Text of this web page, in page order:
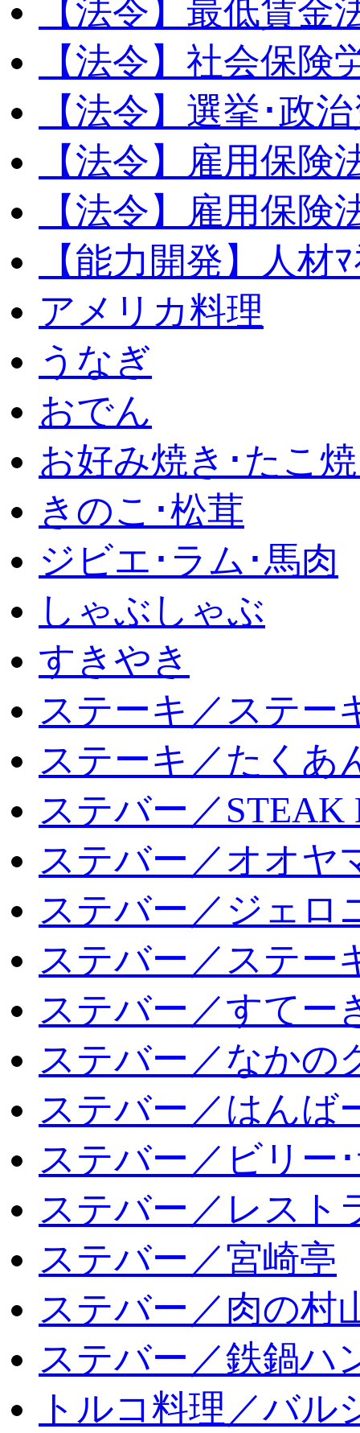
【法令】最低賃金
【法令】社会保険
【法令】選挙･政
【法令】雇用保険
【法令】雇用保険
【能力開発】人材
アメリカ料理
うなぎ
おでん
お好み焼き･たこ
きのこ･松茸
ジビエ･ラム･馬肉
しゃぶしゃぶ
すきやき
ステーキ／ステー
ステーキ／たくあ
ステバー／STEAK
ステバー／オオヤ
ステバー／ジェロ
ステバー／ステー
ステバー／すてー
ステバー／なかの
ステバー／はんば
ステバー／ビリー
ステバー／レスト
ステバー／宮崎亭
ステバー／肉の村
ステバー／鉄鍋ハ
トルコ料理／バル